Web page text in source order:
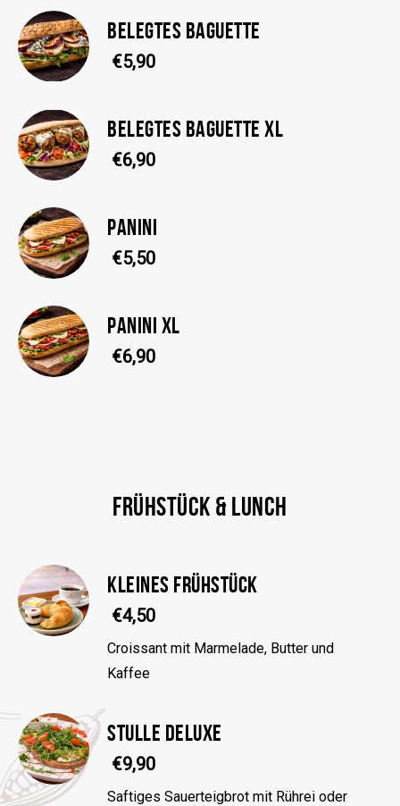
BELEGTES BAGUETTE
€5,90
BELEGTES BAGUETTE XL
€6,90
PANINI
€5,50
PANINI XL
€6,90
FRÜHSTÜCK & LUNCH
KLEINES FRÜHSTÜCK
€4,50
Croissant mit Marmelade, Butter und
Kaffee
STULLE DELUXE
€9,90
Saftiges Sauerteigbrot mit Rührei oder